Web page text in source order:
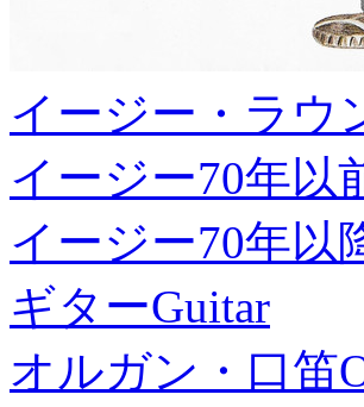
イージー・ラウ
イージー70年以
イージー70年以
ギターGuitar
オルガン・口笛